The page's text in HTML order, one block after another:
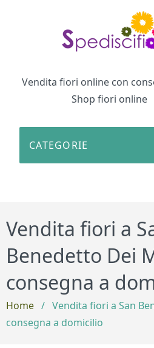
Vendita fiori online con
Shop fiori online
CATEGORIE
Vendita fiori a
Benedetto Dei
consegna a
Home / Vendita fiori a San
consegna a domicilio